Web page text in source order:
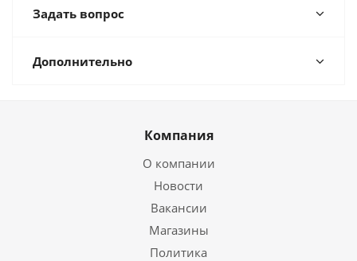
Задать вопрос
Дополнительно
Компания
О компании
Новости
Вакансии
Магазины
Политика